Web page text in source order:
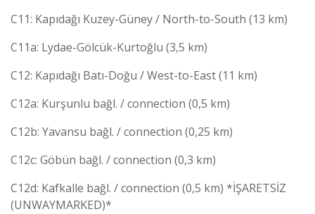
C11: Kapıdağı Kuzey-Güney / North-to-South (13 km)
C11a: Lydae-Gölcük-Kurtoğlu (3,5 km)
C12: Kapıdağı Batı-Doğu / West-to-East (11 km)
C12a: Kurşunlu bağl. / connection (0,5 km)
C12b: Yavansu bağl. / connection (0,25 km)
C12c: Göbün bağl. / connection (0,3 km)
C12d: Kafkalle bağl. / connection (0,5 km) *İŞARETSİZ
(UNWAYMARKED)*